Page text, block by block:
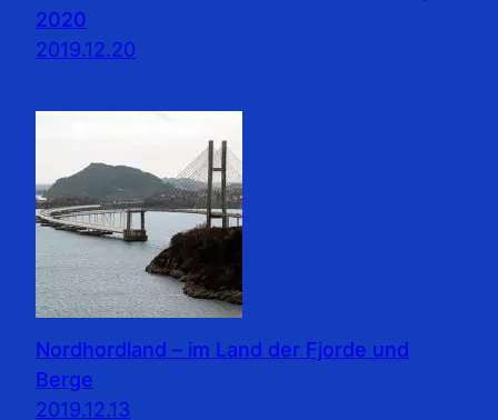
2020
2019.12.20
Nordhordland – im Land der Fjorde und
Berge
2019.12.13